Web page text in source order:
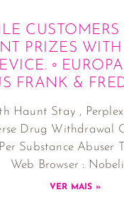
CUSTOMERS
PRIZES
◦
FRANK &
Haunt Stay ,
Drug Withdrawal
Substance Abuser
Web Browser :
VER MAIS »